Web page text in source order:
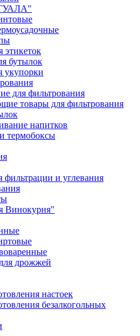
бутылок
укупорки
для фильтрования
товары для фильтрования
напитков
термобоксы
фильтрации и углевания
Винокурня"
дрожжей
настоек
безалкогольных